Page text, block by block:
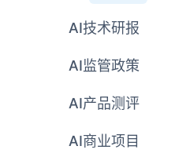
AI技术研报
AI监管政策
AI产品测评
AI商业项目